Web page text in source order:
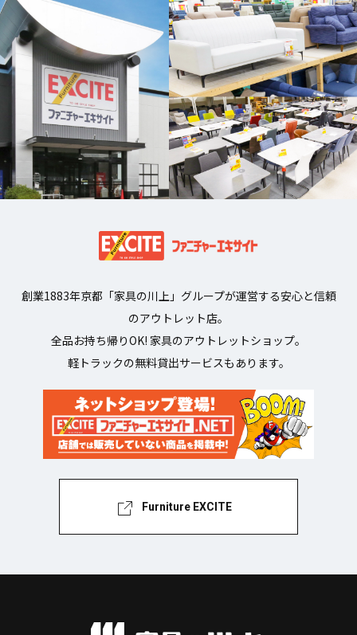
創業1883年京都「家具の川上」グループが運営する安心と信頼
のアウトレット店。
全品お持ち帰りOK! 家具のアウトレットショップ。
軽トラックの無料貸出サービスもあります。
Furniture EXCITE